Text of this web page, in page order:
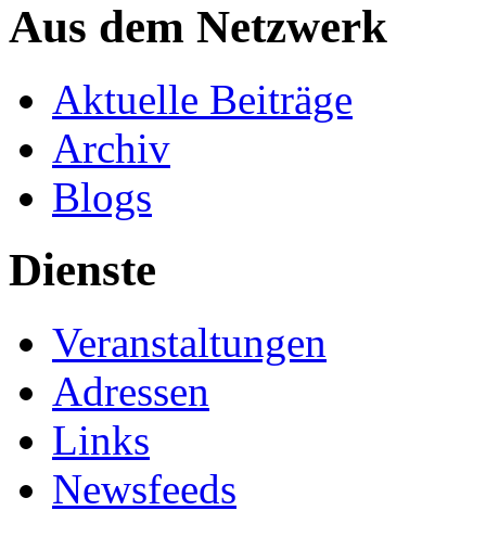
Aus dem Netzwerk
Aktuelle Beiträge
Archiv
Blogs
Dienste
Veranstaltungen
Adressen
Links
Newsfeeds